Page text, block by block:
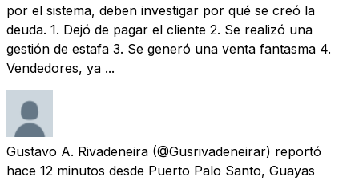
por el sistema, deben investigar por qué se creó la
deuda. 1. Dejó de pagar el cliente 2. Se realizó una
gestión de estafa 3. Se generó una venta fantasma 4.
Vendedores, ya ...
Gustavo A. Rivadeneira (@Gusrivadeneirar) reportó
hace 12 minutos desde Puerto Palo Santo, Guayas